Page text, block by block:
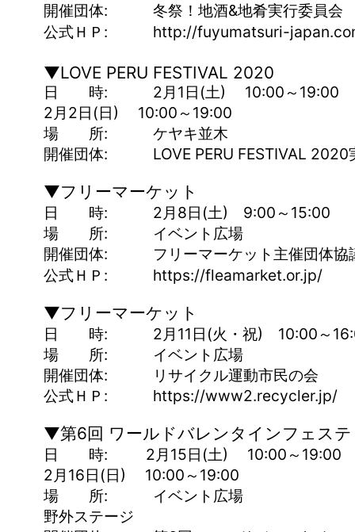
開催団体: 冬祭！地酒&地肴実行委員
公式ＨＰ: http://fuyumatsuri-
▼LOVE PERU FESTIVAL 2020
日 時: 2月1日(土) 10:00～19:00
2月2日(日) 10:00～19:00
場 所: ケヤキ並木
開催団体: LOVE PERU FESTIVAL 2020
▼フリーマーケット
日 時: 2月8日(土) 9:00～15:00
場 所: イベント広場
開催団体: フリーマーケット主催団体協
公式ＨＰ: https://fleamarket.or.jp/
▼フリーマーケット
日 時: 2月11日(火・祝) 10:00～
場 所: イベント広場
開催団体: リサイクル運動市民の会
公式ＨＰ: https://www2.recycler.jp/
▼第6回 ワールドバレンタインフェス
日 時: 2月15日(土) 10:00～19:00
2月16日(日) 10:00～19:00
場 所: イベント広場
野外ステージ